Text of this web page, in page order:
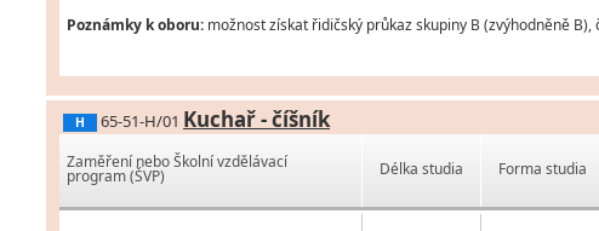
Poznámky k oboru: možnost získat řidičský průkaz skupiny B (zvýhodněně
H 65-51-H/01 Kuchař - číšník
Zaměření nebo Školní vzdělávací
program (ŠVP) Délka studia Forma studia